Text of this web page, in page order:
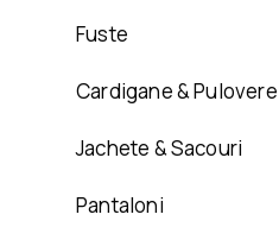
Fuste
Cardigane & Pulovere
Jachete & Sacouri
Pantaloni